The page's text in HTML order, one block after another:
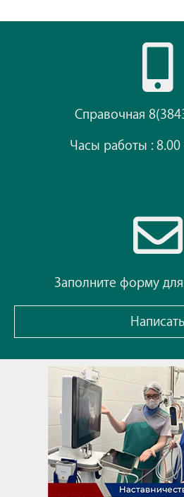
Справочная
Часы работы : 8.00
Заполните форму
Написать